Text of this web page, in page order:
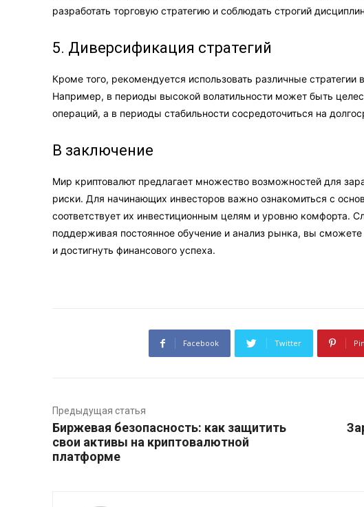
разработать торговую стратегию и соблюдать строгий
5. Диверсификация стратегий
Кроме того, рекомендуется использовать различные
Например, в периоды высокой волатильности может быть
операций, а в периоды стабильности сосредоточиться на
В заключение
Мир криптовалют предлагает множество возможностей для
риски. Для начинающих инвесторов важно ознакомиться с
соответствует их инвестиционным целям и уровню комфорта.
поддерживая постоянное обучение и анализ рынка, вы
и достигнуть финансового успеха.
Facebook Twitter
Предыдущая статья
Биржевая безопасность: как защитить
свои активы на криптовалютной
платформе